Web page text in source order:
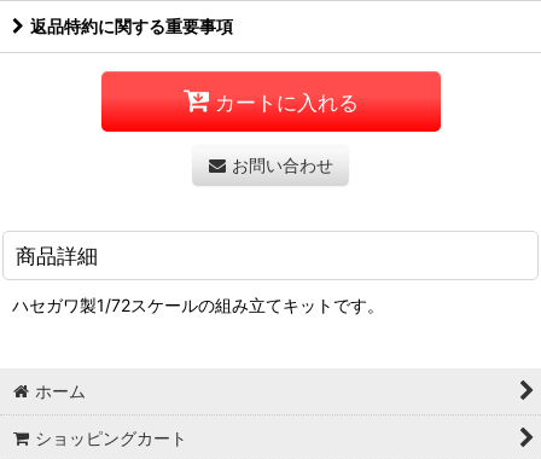
返品特約に関する重要事項
カートに入れる
お問い合わせ
商品詳細
ハセガワ製1/72スケールの組み立てキットです。
ホーム
ショッピングカート